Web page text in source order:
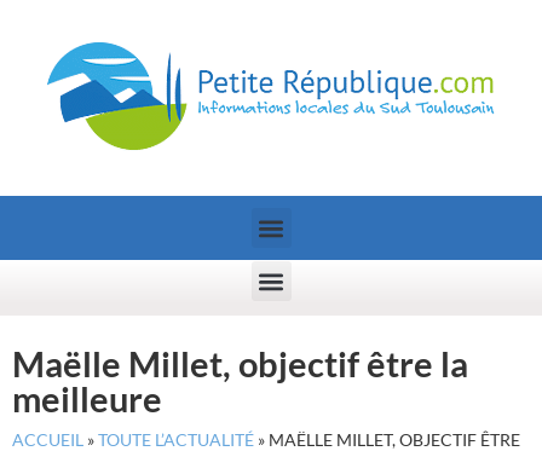
Maëlle Millet, objectif être la
meilleure
ACCUEIL »TOUTE L’ACTUALITÉ » MAËLLE MILLET, OBJECTIF ÊTRE